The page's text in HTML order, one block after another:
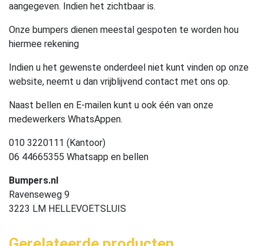
aangegeven. Indien het zichtbaar is.
Onze bumpers dienen meestal gespoten te worden hou
hiermee rekening
Indien u het gewenste onderdeel niet kunt vinden op onze
website, neemt u dan vrijblijvend contact met ons op.
Naast bellen en E-mailen kunt u ook één van onze
medewerkers WhatsAppen.
010 3220111 (Kantoor)
06 44665355 Whatsapp en bellen
Bumpers.nl
Ravenseweg 9
3223 LM HELLEVOETSLUIS